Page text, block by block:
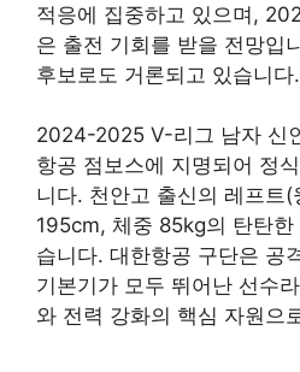
적응에 집중하고 있으며,
은 출전 기회를 받을 전망입
후보로도 거론되고 있습니다.
2024-2025 V-리그 남자 신
항공 점보스에 지명되어 정
니다. 천안고 출신의 레프트
195cm, 체중 85kg의 탄탄한
습니다. 대한항공 구단은 공
기본기가 모두 뛰어난 선수
와 전력 강화의 핵심 자원으